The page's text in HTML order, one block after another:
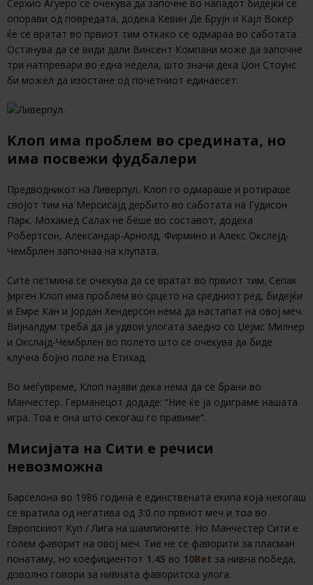
Серхио Агуеро се очекува да започне во нападот бидејќи се
опорави од повредата, додека Кевин Де Брујн и Кајл Вокер
ќе се вратат во првиот тим откако се одмараа во саботата.
Останува да се види дали Винсент Компани може да започне
три натпревари во една недела, што значи дека Џон Стоунс
би можел да изостане од почетниот единаесет.
Клоп има проблем во средината, но
има посвежи фудбалери
Предводникот на Ливерпул, Клоп го одмараше и ротираше
својот тим на Мерсисајд дербито во саботата на Гудисон
Парк. Мохамед Салах не беше во составот, додека
Робертсон, Александар-Арнолд, Фирмино и Алекс Окслејд-
Чембрлен започнаа на клупата.
Сите петмина се очекува да се вратат во првиот тим. Сепак
Јирген Клоп има проблем во срцето на средниот ред, бидејќи
и Емре Кан и Јордан Хендерсон нема да настапат на овој меч.
Вијналдум треба да ја удвои улогата заедно со Џејмс Милнер
и Окслајд-Чембрлен во полето што се очекува да биде
клучна бојно поле на Етихад.
Во меѓувреме, Клоп најави дека нема да се брани во
Манчестер. Германецот додаде: “Ние ќе ја одиграме нашата
игра. Тоа е она што секогаш го правиме”.
Мисијата на Сити е речиси
невозможна
Барселона во 1986 година е единствената екипа која некогаш
се вратила од негатива од 3:0 по првиот меч и тоа во
Европскиот Куп / Лига на шампионите. Но Манчестер Сити е
голем фаворит на овој меч. Тие не се фаворити за пласман
понатаму, но коефициентот 1.45 во 10Bet за нивна победа,
доволно говори за нивната фаворитска улога.